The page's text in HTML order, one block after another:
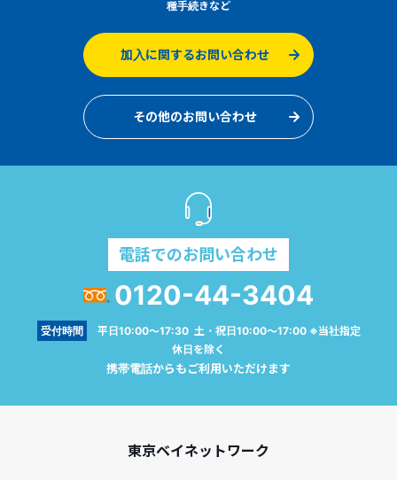
種手続きなど
加入に関するお問い合わせ
その他のお問い合わせ
電話でのお問い合わせ
0120-44-3404
受付時間
平日10:00～17:30 土・祝日10:00～17:00 ※当社指定
休日を除く
携帯電話からもご利用いただけます
東京ベイネットワーク